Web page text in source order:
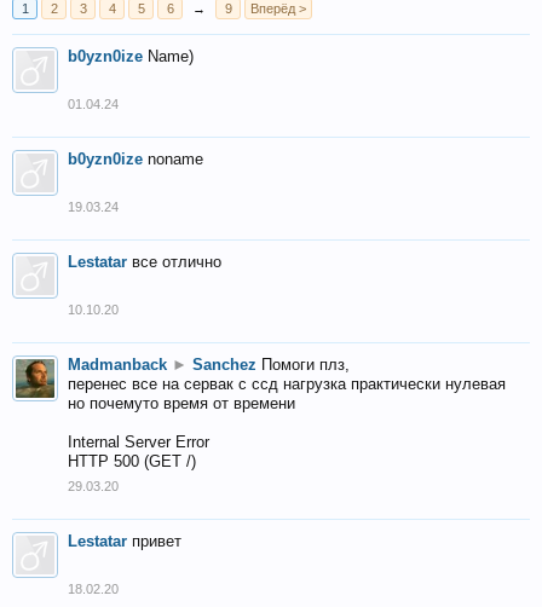
1 2 3 4 5 6 → 9 Вперёд >
b0yzn0ize Name)
01.04.24
b0yzn0ize noname
19.03.24
Lestatar все отлично
10.10.20
Madmanback ► Sanchez Помоги плз,
перенес все на сервак с ссд нагрузка практически нулевая
но почемуто время от времени
Internal Server Error
HTTP 500 (GET /)
29.03.20
Lestatar привет
18.02.20